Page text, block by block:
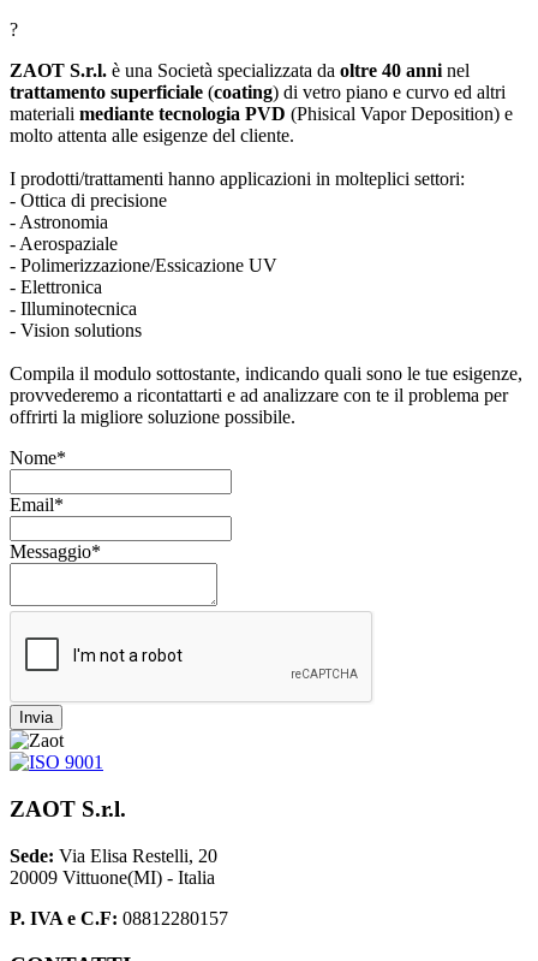
?
ZAOT S.r.l. è una Società specializzata da oltre 40 anninel
trattamento superficiale (coating) di vetro piano e curvo ed altri
materiali mediante tecnologia PVD (Phisical Vapor Deposition) e
molto attenta alle esigenze del cliente.
I prodotti/trattamenti hanno applicazioni in molteplici settori:
- Ottica di precisione
- Astronomia
- Aerospaziale
- Polimerizzazione/Essicazione UV
- Elettronica
- Illuminotecnica
- Vision solutions
Compila il modulo sottostante, indicando quali sono le tue esigenze,
provvederemo a ricontattarti e ad analizzare con te il problema per
offrirti la migliore soluzione possibile.
Nome*
Email*
Messaggio*
Invia
ZAOT S.r.l.
Sede: Via Elisa Restelli, 20
20009 Vittuone(MI) - Italia
P. IVA e C.F: 08812280157